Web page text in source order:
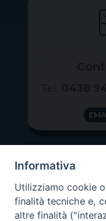
Informativa
Utilizziamo cookie
finalità tecniche e,
altre finalità